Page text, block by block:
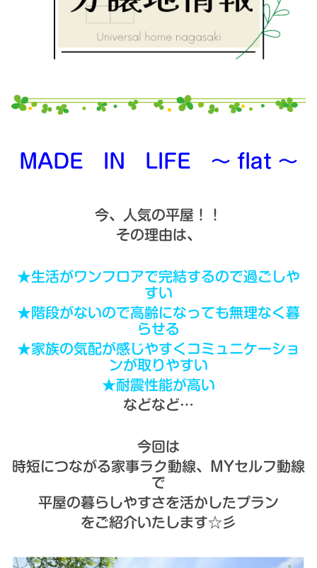
MADE IN LIFE ～ flat ～
今、人気の平屋！！
その理由は、
★生活がワンフロアで完結するので過ごしや
すい
★階段がないので高齢になっても無理なく暮
らせる
★家族の気配が感じやすくコミュニケーショ
ンが取りやすい
★耐震性能が高い
などなど…
今回は
時短につながる家事ラク動線、MYセルフ動線
で
平屋の暮らしやすさを活かしたプラン
をご紹介いたします☆彡